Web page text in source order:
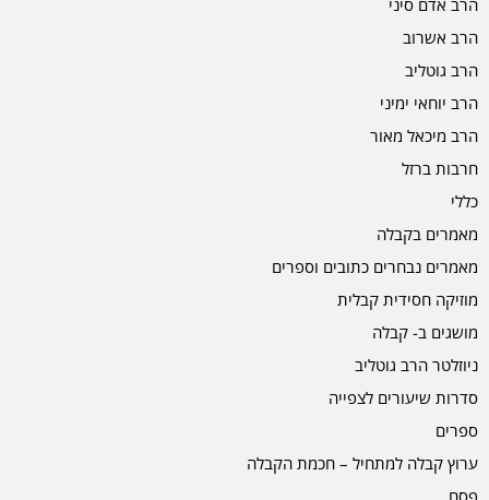
הרב אשרוב
הרב גוטליב
הרב יוחאי ימיני
הרב מיכאל מאור
חרבות ברזל
כללי
מאמרים בקבלה
מאמרים נבחרים כתובים וספרים
מוזיקה חסידית קבלית
מושגים ב- קבלה
ניוזלטר הרב גוטליב
סדרות שיעורים לצפייה
ספרים
ערוץ קבלה למתחיל – חכמת הקבלה
פסח